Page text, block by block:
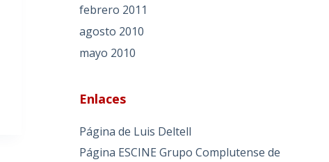
febrero 2011
agosto 2010
mayo 2010
Enlaces
Página de Luis Deltell
Página ESCINE Grupo Complutense de